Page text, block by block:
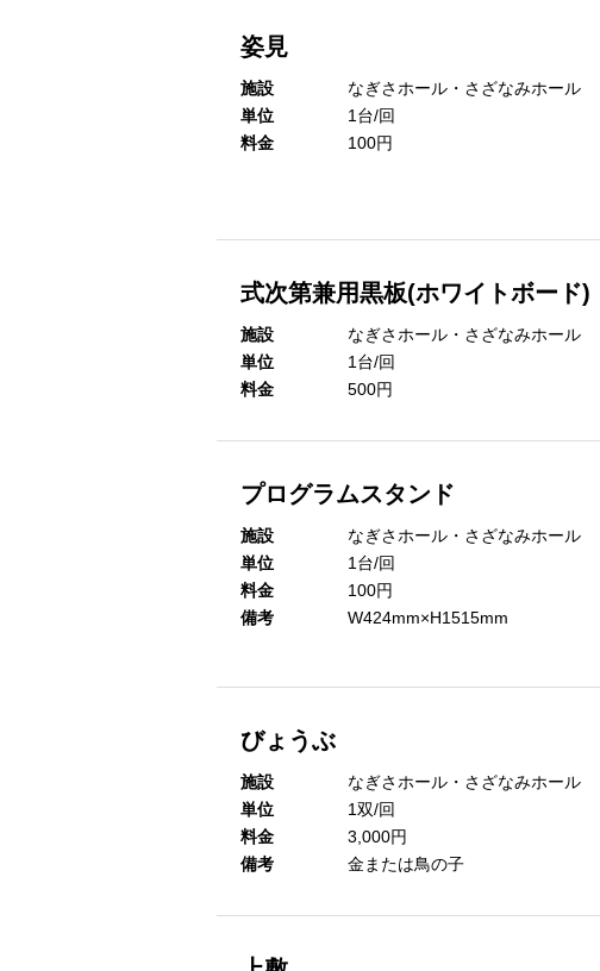
姿見
施設
なぎさホール・さざなみホール
単位
1台/回
料金
100円
式次第兼用黒板(ホワイトボード)
施設
なぎさホール・さざなみホール
単位
1台/回
料金
500円
プログラムスタンド
施設
なぎさホール・さざなみホール
単位
1台/回
料金
100円
備考
W424mm×H1515mm
びょうぶ
施設
なぎさホール・さざなみホール
単位
1双/回
料金
3,000円
備考
金または鳥の子